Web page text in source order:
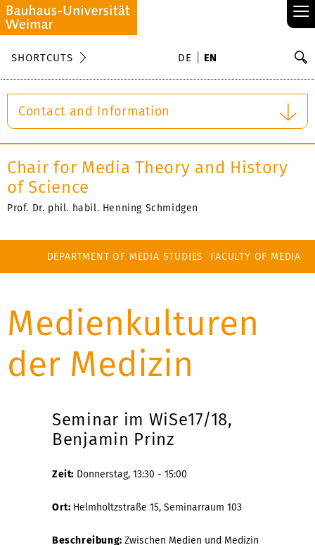
≡
SHORTCUTS DE EN
Contact and Information
Chair for Media Theory and History
of Science
Prof. Dr. phil. habil. Henning Schmidgen
DEPARTMENT OF MEDIA STUDIES FACULTY OF MEDIA
Medienkulturen
der Medizin
Seminar im WiSe17/18,
Benjamin Prinz
Zeit: Donnerstag, 13:30 - 15:00
Ort: Helmholtzstraße 15, Seminarraum 103
Beschreibung:Zwischen Medien und Medizin